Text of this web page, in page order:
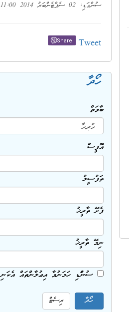
ސުންގަޑި: 02 ސެޕްޓެންބަރު 2014 11:00
Tweet
Share
ހޯދާ
ބާވަތް
އޮފީސް
ތަފުސީލު
ފެށޭ ތާރީޚު
ނިމޭ ތާރީޚު
ސުންގަޑި ހަމަނުވާ އިޢުލާންތައް އެކަނި